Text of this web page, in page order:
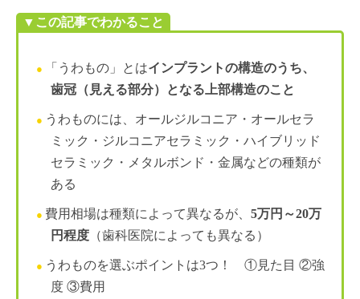
▼この記事でわかること
「うわもの」とはインプラントの構造のうち、
歯冠（見える部分）となる上部構造のこと
うわものには、オールジルコニア・オールセラ
ミック・ジルコニアセラミック・ハイブリッド
セラミック・メタルボンド・金属などの種類が
ある
費用相場は種類によって異なるが、 5万円～20万
円程度 （歯科医院によっても異なる）
うわものを選ぶポイントは3つ！ ①見た目 ②強
度 ③費用